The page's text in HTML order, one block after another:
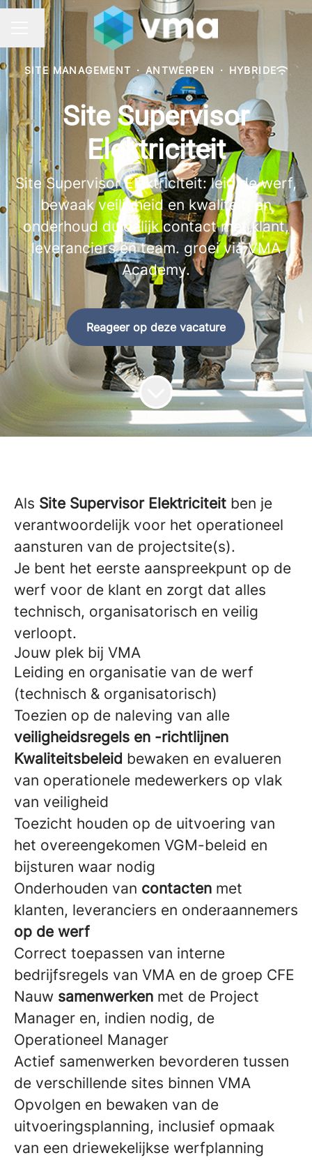
CARRIÈREMENU
Taal wijzigen
SITE MANAGEMENT · ANTWERPEN · HYBRIDE
Site Supervisor
Elektriciteit
Site Supervisor Elektriciteit: leid de werf,
bewaak veiligheid en kwaliteit, en
onderhoud duidelijk contact met klant,
leveranciers en team. groei via VMA
Academy.
Reageer op deze vacature
Als Site Supervisor Elektriciteit ben je
verantwoordelijk voor het operationeel
aansturen van de projectsite(s).
Je bent het eerste aanspreekpunt op de
werf voor de klant en zorgt dat alles
technisch, organisatorisch en veilig
verloopt.
Jouw plek bij VMA
Leiding en organisatie van de werf
(technisch & organisatorisch)
Toezien op de naleving van alle
veiligheidsregels en -richtlijnen
Kwaliteitsbeleid bewaken en evalueren
van operationele medewerkers op vlak
van veiligheid
Toezicht houden op de uitvoering van
het overeengekomen VGM-beleid en
bijsturen waar nodig
Onderhouden van contacten met
klanten, leveranciers en onderaannemers
op de werf
Correct toepassen van interne
bedrijfsregels van VMA en de groep CFE
Nauw samenwerken met de Project
Manager en, indien nodig, de
Operationeel Manager
Actief samenwerken bevorderen tussen
de verschillende sites binnen VMA
Opvolgen en bewaken van de
uitvoeringsplanning, inclusief opmaak
van een driewekelijkse werfplanning